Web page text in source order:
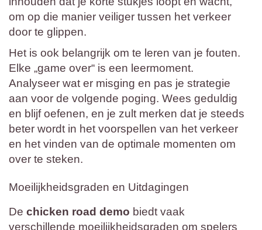
om op die manier veiliger tussen het verkeer
door te glippen.
Het is ook belangrijk om te leren van je fouten.
Elke „game over“ is een leermoment.
Analyseer wat er misging en pas je strategie
aan voor de volgende poging. Wees geduldig
en blijf oefenen, en je zult merken dat je steeds
beter wordt in het voorspellen van het verkeer
en het vinden van de optimale momenten om
over te steken.
Moeilijkheidsgraden en Uitdagingen
De chicken road demo biedt vaak
verschillende moeilijkheidsgraden om spelers